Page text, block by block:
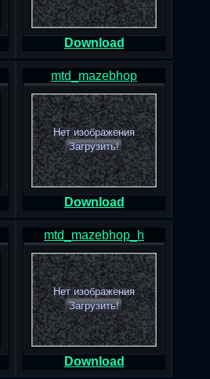
Download
mtd_mazebhop
Нет изображения
Загрузить!
Download
mtd_mazebhop_h
Нет изображения
Загрузить!
Download